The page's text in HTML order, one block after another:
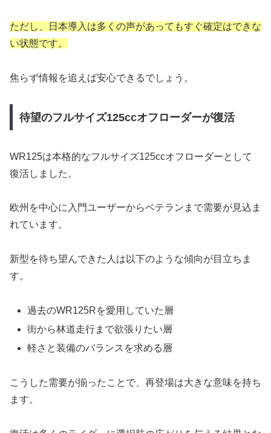
ただし、日本導入は多くの声があってもすぐ確定はできな
い状態です。
焦らず情報を追えば安心できるでしょう。
待望のフルサイズ125ccオフローダーが復活
WR125は本格的なフルサイズ125ccオフローダーとして
復活しました。
欧州を中心に入門ユーザーからベテランまで需要が見込ま
れています。
新型を待ち望んできた人は以下のような傾向が目立ちま
す。
過去のWR125Rを愛用していた層
街から林道走行まで欲張りたい層
軽さと装備のバランスを求める層
こうした需要が揃ったことで、再登場は大きな意味を持ち
ます。